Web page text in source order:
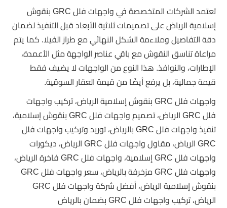
تعتمد الشركات المتخصصة في واجهات فلل GRC بنقوش
إسلامية الرياض على تصميمات ثلاثية الأبعاد قبل التنفيذ لضمان
دقة التفاصيل وملاءمة الشكل النهائي مع طراز الفيلا. كما يتم
مراعاة تناسق النقوش مع باقي عناصر الواجهة مثل الأعمدة،
الإطارات، والنوافذ. هذا النوع من الواجهات لا يضيف فقط
قيمة جمالية، بل يرفع أيضًا من قيمة العقار السوقية.
واجهات فلل GRC بنقوش إسلامية الرياض، تركيب واجهات
فلل GRC الرياض، تصميم واجهات فلل GRC بنقوش إسلامية،
تنفيذ واجهات فلل GRC بالرياض، توريد وتركيب واجهات فلل
GRC الرياض، مقاول واجهات فلل GRC الرياض، ديكورات
واجهات فلل GRC إسلامية، واجهات فلل GRC فاخرة الرياض،
واجهات فلل GRC مزخرفة بالرياض، سعر واجهات فلل GRC
بنقوش إسلامية الرياض، أفضل شركة واجهات فلل GRC
الرياض، تركيب واجهات فلل GRC بضمان بالرياض